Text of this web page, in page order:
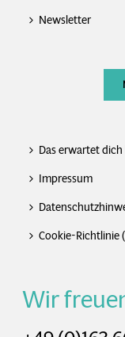
Newsletter
Das erwartet
Impressum
Cookie-Richtlinie
Wir